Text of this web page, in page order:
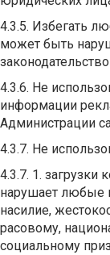
4.3.5. Избегать
может быть
4.3.6. Не
информации
Администрации
4.3.7. Не
4.3.7. 1. загрузки
нарушает любые
насилие,
расовому,
социальному